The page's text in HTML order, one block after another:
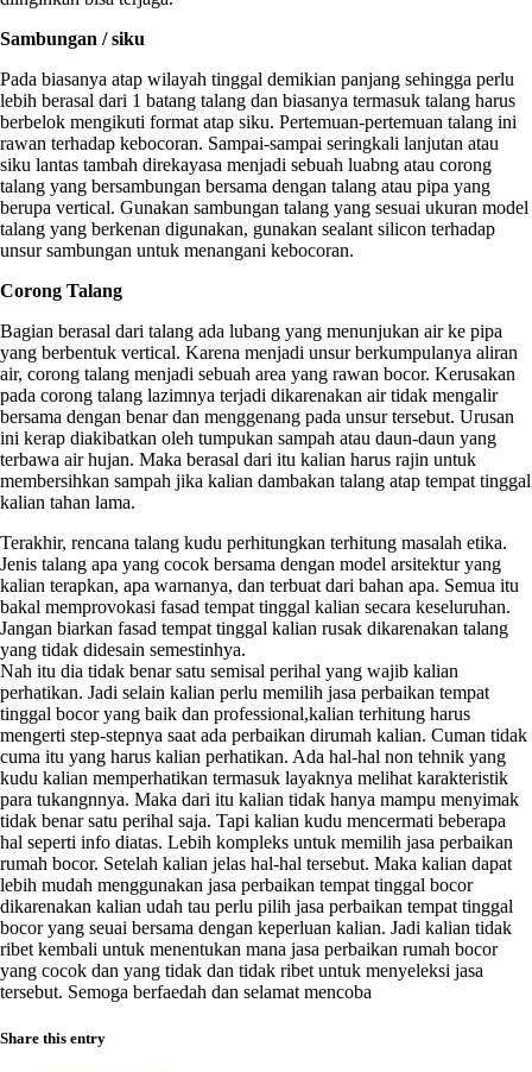
Sambungan / siku
Pada biasanya atap wilayah tinggal demikian panjang sehingga perlu
lebih berasal dari 1 batang talang dan biasanya termasuk talang harus
berbelok mengikuti format atap siku. Pertemuan-pertemuan talang ini
rawan terhadap kebocoran. Sampai-sampai seringkali lanjutan atau
siku lantas tambah direkayasa menjadi sebuah luabng atau corong
talang yang bersambungan bersama dengan talang atau pipa yang
berupa vertical. Gunakan sambungan talang yang sesuai ukuran model
talang yang berkenan digunakan, gunakan sealant silicon terhadap
unsur sambungan untuk menangani kebocoran.
Corong Talang
Bagian berasal dari talang ada lubang yang menunjukan air ke pipa
yang berbentuk vertical. Karena menjadi unsur berkumpulanya aliran
air, corong talang menjadi sebuah area yang rawan bocor. Kerusakan
pada corong talang lazimnya terjadi dikarenakan air tidak mengalir
bersama dengan benar dan menggenang pada unsur tersebut. Urusan
ini kerap diakibatkan oleh tumpukan sampah atau daun-daun yang
terbawa air hujan. Maka berasal dari itu kalian harus rajin untuk
membersihkan sampah jika kalian dambakan talang atap tempat tinggal
kalian tahan lama.
Terakhir, rencana talang kudu perhitungkan terhitung masalah etika.
Jenis talang apa yang cocok bersama dengan model arsitektur yang
kalian terapkan, apa warnanya, dan terbuat dari bahan apa. Semua itu
bakal memprovokasi fasad tempat tinggal kalian secara keseluruhan.
Jangan biarkan fasad tempat tinggal kalian rusak dikarenakan talang
yang tidak didesain semestinhya.
Nah itu dia tidak benar satu semisal perihal yang wajib kalian
perhatikan. Jadi selain kalian perlu memilih jasa perbaikan tempat
tinggal bocor yang baik dan professional,kalian terhitung harus
mengerti step-stepnya saat ada perbaikan dirumah kalian. Cuman tidak
cuma itu yang harus kalian perhatikan. Ada hal-hal non tehnik yang
kudu kalian memperhatikan termasuk layaknya melihat karakteristik
para tukangnnya. Maka dari itu kalian tidak hanya mampu menyimak
tidak benar satu perihal saja. Tapi kalian kudu mencermati beberapa
hal seperti info diatas. Lebih kompleks untuk memilih jasa perbaikan
rumah bocor. Setelah kalian jelas hal-hal tersebut. Maka kalian dapat
lebih mudah menggunakan jasa perbaikan tempat tinggal bocor
dikarenakan kalian udah tau perlu pilih jasa perbaikan tempat tinggal
bocor yang seuai bersama dengan keperluan kalian. Jadi kalian tidak
ribet kembali untuk menentukan mana jasa perbaikan rumah bocor
yang cocok dan yang tidak dan tidak ribet untuk menyeleksi jasa
tersebut. Semoga berfaedah dan selamat mencoba
Share this entry